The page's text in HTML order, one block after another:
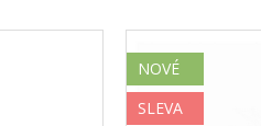
NOVÉ
SLEVA